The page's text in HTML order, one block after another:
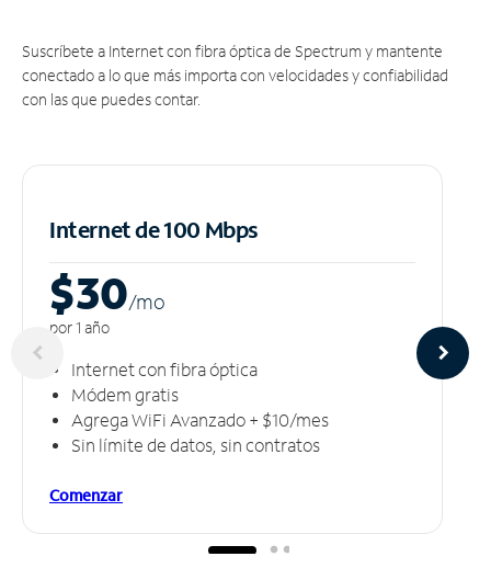
Suscríbete a Internet con fibra óptica de Spectrum y mantente
conectado a lo que más importa con velocidades y confiabilidad
con las que puedes contar.
Internet de 100 Mbps
$30/mo
por 1 año
Internet con fibra óptica
Módem gratis
Agrega WiFi Avanzado + $10/mes
Sin límite de datos, sin contratos
Comenzar